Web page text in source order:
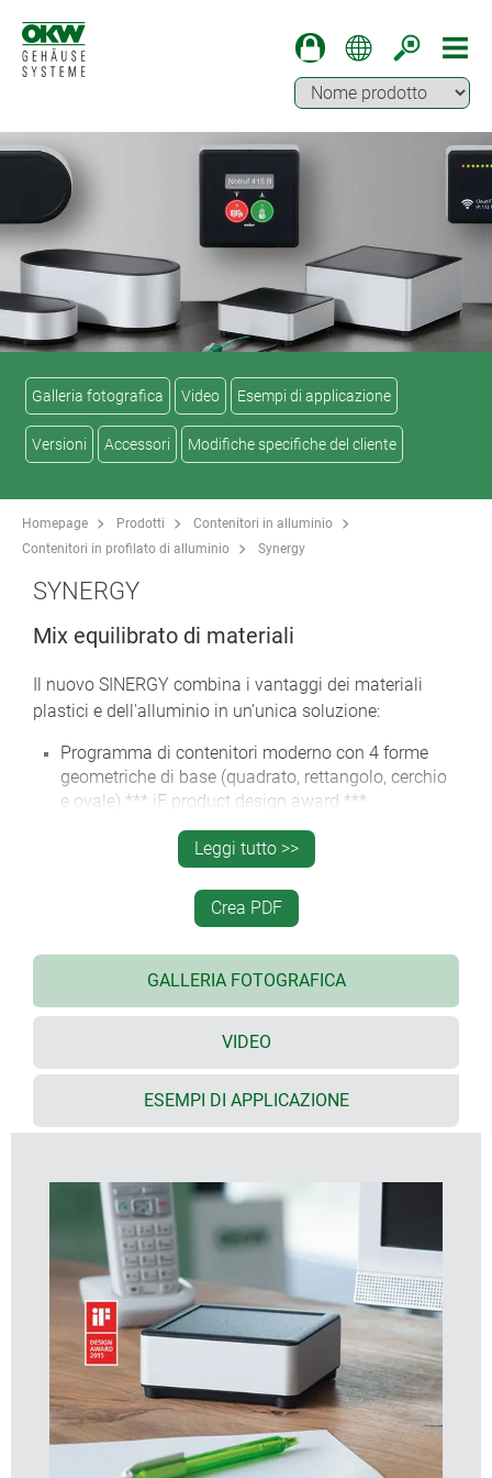
Galleria fotografica Video Esempi di applicazione
Versioni Accessori Modifiche specifiche del cliente
Homepage Prodotti
Contenitori in alluminio
Contenitori in profilato di alluminio
Synergy
SYNERGY
Mix equilibrato di materiali
Il nuovo SINERGY combina i vantaggi dei materiali
plastici e dell'alluminio in un'unica soluzione:
Programma di contenitori moderno con 4 forme
geometriche di base (quadrato, rettangolo, cerchio
e ovale) *** iF product design award ***
Contenitori in 36 misure diverse con tanto spazio
per componenti elettronici ed elementi di comando
Avvitamento con viti in acciaio inossidabile e
Molto spazio per interfacce, senza superfici
inclinate, montaggio semplice
Nella parte superiore superficie incavata per
pellicole decorative o tastiere a membrana
Parte inferiore con apertura e coperchio avvitabile:
pratica per inserire un vano batterie o per accedere
scheda; set vano batterie, clip per batterie e
supporti pile a bottone come accessori
Uscita cavo nella parte inferiore (cavo di rete
ultrapiatto, cavo rotondo fino a ø 4 mm)
Set vano batterie, supporti da parete ed extender
(per aumentare l'altezza dei punti di fissaggio)
come accessori
Soluzioni di contenitori personalizzate su richiesta
COMMENTI DEL DESIGNER
"SYNERGY si contraddistingue per il suo grande valore
Leggi tutto >>
Crea PDF
GALLERIA FOTOGRAFICA
VIDEO
ESEMPI DI APPLICAZIONE